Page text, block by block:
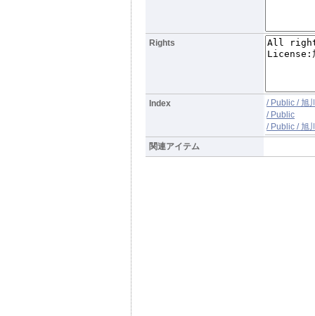
Rights
Index
/ Public / 旭
/ Public
/ Public / 旭
関連アイテム